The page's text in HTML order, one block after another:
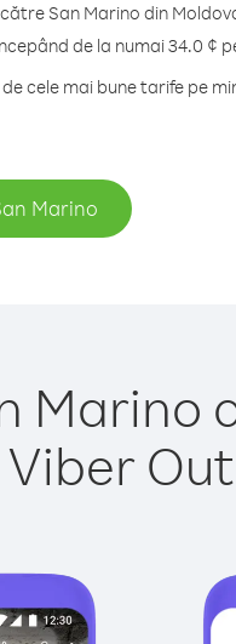
San Marino din
de la numai 34.0 ¢
cele mai bune tarife pe
Marino
Marino